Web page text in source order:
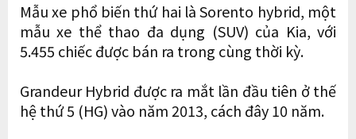
Mẫu xe phổ biến thứ hai là Sorento hybrid, một
mẫu xe thể thao đa dụng (SUV) của Kia, với
5.455 chiếc được bán ra trong cùng thời kỳ.
Grandeur Hybrid được ra mắt lần đầu tiên ở thế
hệ thứ 5 (HG) vào năm 2013, cách đây 10 năm.